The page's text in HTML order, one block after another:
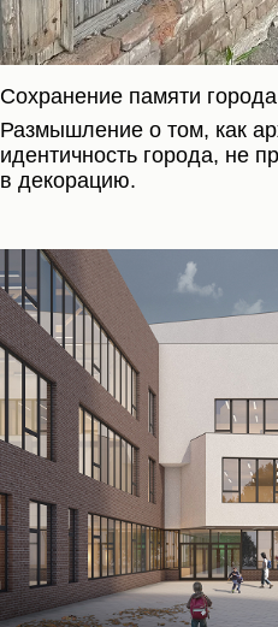
Сохранение памяти
Размышление о том, как
идентичность города, не
в декорацию.